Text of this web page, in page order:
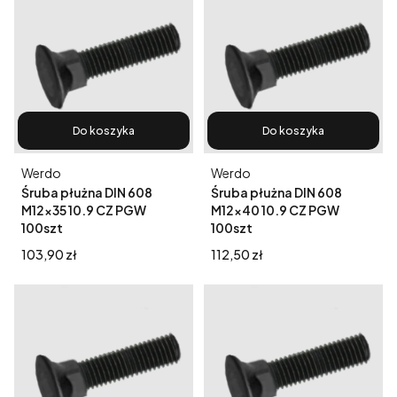
Do koszyka
Śruba płużna DIN 608
M12x35 10.9 CZ PGW
100szt
Producent
Werdo
Cena
103,90 zł
Do koszyka
Śruba płużna DIN 608
M12x40 10.9 CZ PGW
100szt
Producent
Werdo
Cena
112,50 zł